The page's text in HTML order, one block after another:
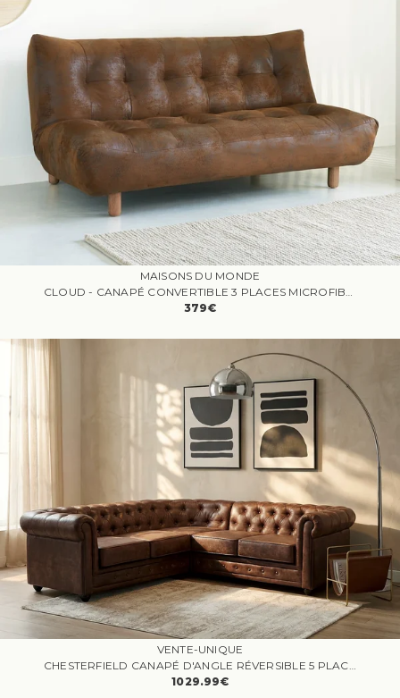
MAISONS DU MONDE
CLOUD - CANAPÉ CONVERTIBLE 3 PLACES MICROFIBRE MARRON
379€
VENTE-UNIQUE
CHESTERFIELD CANAPÉ D'ANGLE RÉVERSIBLE 5 PLACES MICROFIBRE MARRON
1029.99€